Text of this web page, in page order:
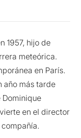
1957, hijo de
meteórica.
en París.
año más tarde
en el director